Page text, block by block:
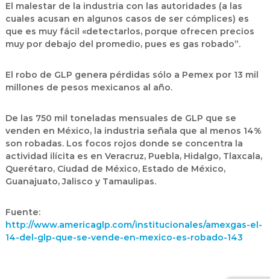
El malestar de la industria con las autoridades (a las
cuales acusan en algunos casos de ser cómplices) es
que es muy fácil «detectarlos, porque ofrecen precios
muy por debajo del promedio, pues es gas robado”.
El robo de GLP genera pérdidas sólo a Pemex por 13 mil
millones de pesos mexicanos al año.
De las 750 mil toneladas mensuales de GLP que se
venden en México, la industria señala que al menos 14%
son robadas. Los focos rojos donde se concentra la
actividad ilícita es en Veracruz, Puebla, Hidalgo, Tlaxcala,
Querétaro, Ciudad de México, Estado de México,
Guanajuato, Jalisco y Tamaulipas.
Fuente:
http://www.americaglp.com/institucionales/amexgas-el-
14-del-glp-que-se-vende-en-mexico-es-robado-143